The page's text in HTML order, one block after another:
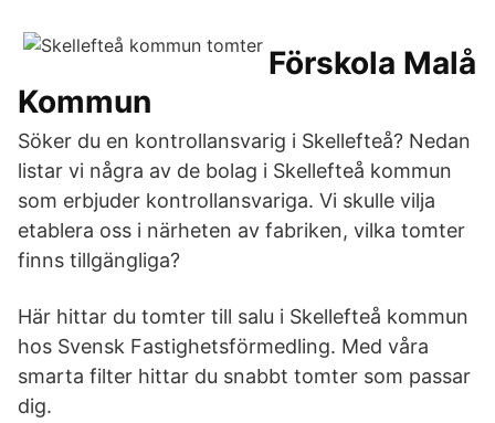
Förskola Malå
Kommun
Söker du en kontrollansvarig i Skellefteå? Nedan
listar vi några av de bolag i Skellefteå kommun
som erbjuder kontrollansvariga. Vi skulle vilja
etablera oss i närheten av fabriken, vilka tomter
finns tillgängliga?
Här hittar du tomter till salu i Skellefteå kommun
hos Svensk Fastighetsförmedling. Med våra
smarta filter hittar du snabbt tomter som passar
dig.